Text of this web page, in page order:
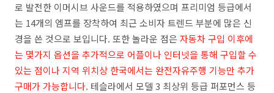
로 발전한 이머시브 사운드를 적용하였으며 프리미엄 등급에서
는 14개의 엠프를 장착하여 최근 소비자 트렌드 부분에 많은 신
경을 쓴 것으로 보입니다. 또한 놀라운 점은 자동차 구입 이후에
는 몇가지 옵션을 추가적으로 어플이나 인터넷을 통해 구입할 수
있는 점이나 지역 위치상 한국에서는 완전자유주행 기능만 추가
구매가 가능합니다. 테슬라에서 모델 3 최상위 등급 퍼포먼스 등